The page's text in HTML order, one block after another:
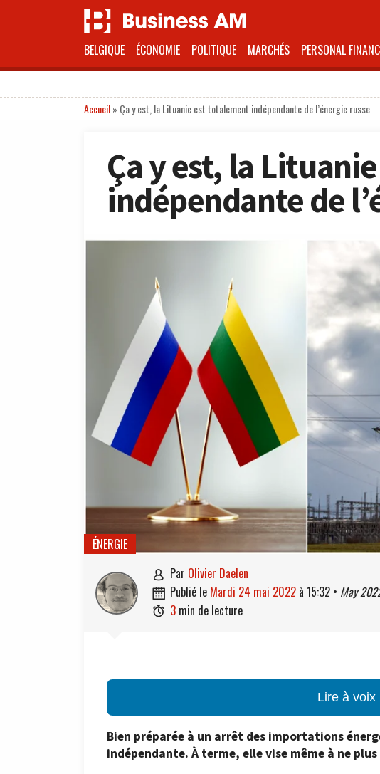
BELGIQUE ÉCONOMIE POLITIQUE MARCHÉS PERSONAL
Accueil» Ça y est, la Lituanie est totalement indépendante de l’énergie russe
Ça y est, la
indépendante de
ÉNERGIE
 par Olivier Daelen
 publié le mardi 24 mai 2022 à 15:32 • May
 3 min de lecture
Lire à voix
Bien préparée à un arrêt des importations
indépendante. À terme, elle vise même à ne